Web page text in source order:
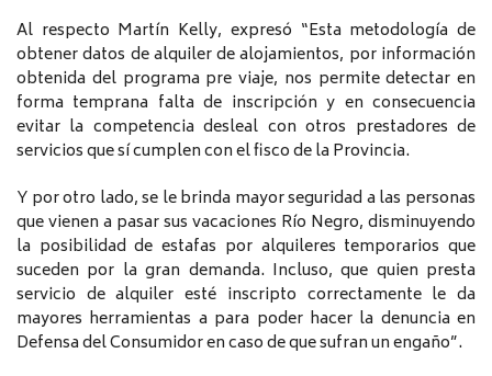
Al respecto Martín Kelly, expresó “Esta metodología de
obtener datos de alquiler de alojamientos, por información
obtenida del programa pre viaje, nos permite detectar en
forma temprana falta de inscripción y en consecuencia
evitar la competencia desleal con otros prestadores de
servicios que sí cumplen con el fisco de la Provincia.
Y por otro lado, se le brinda mayor seguridad a las personas
que vienen a pasar sus vacaciones Río Negro, disminuyendo
la posibilidad de estafas por alquileres temporarios que
suceden por la gran demanda. Incluso, que quien presta
servicio de alquiler esté inscripto correctamente le da
mayores herramientas a para poder hacer la denuncia en
Defensa del Consumidor en caso de que sufran un engaño”.